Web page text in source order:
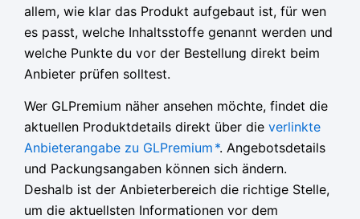
allem, wie klar das Produkt aufgebaut ist, für wen
es passt, welche Inhaltsstoffe genannt werden und
welche Punkte du vor der Bestellung direkt beim
Anbieter prüfen solltest.
Wer GLPremium näher ansehen möchte, findet die
aktuellen Produktdetails direkt über die verlinkte
Anbieterangabe zu GLPremium *. Angebotsdetails
und Packungsangaben können sich ändern.
Deshalb ist der Anbieterbereich die richtige Stelle,
um die aktuellsten Informationen vor dem